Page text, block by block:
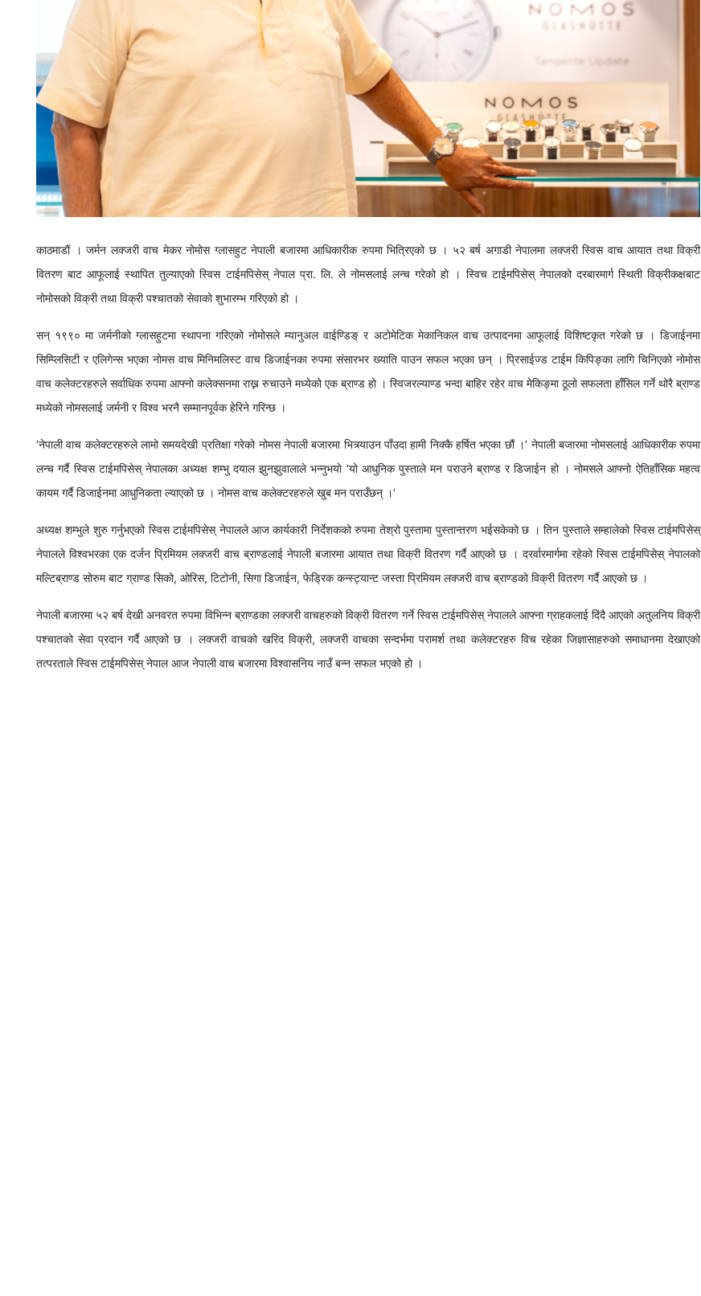
काठमाडाैं । जर्मन लक्जरी वाच मेकर नोमोस ग्लासहुट नेपाली बजारमा आधिकारीक रुपमा भित्रिएको छ । ५२ बर्ष अगाडी नेपालमा लक्जरी स्विस वाच आयात तथा विक्री
वितरण बाट आफूलाई स्थापित तुल्याएको स्विस टाईमपिसेस् नेपाल प्रा. लि. ले नोमसलाई लन्च गरेको हो । स्विच टाईमपिसेस् नेपालको दरबारमार्ग स्थिती विक्रीकक्षबाट
नोमोसको विक्री तथा विक्री पश्चातको सेवाको शुभारम्भ गरिएको हो ।
सन् १९९० मा जर्मनीको ग्लासहुटमा स्थापना गरिएको नोमोसले म्यानुअल वाईण्डिङ् र अटोमेटिक मेकानिकल वाच उत्पादनमा आफूलाई विशिष्टकृत गरेको छ । डिजाईनमा
सिम्प्लिसिटी र एलिगेन्स भएका नोमस वाच मिनिमलिस्ट वाच डिजाईनका रुपमा संसारभर ख्याति पाउन सफल भएका छन् । प्रिसाईज्ड टाईम किपिङ्का लागि चिनिएको नोमोस
वाच कलेक्टरहरुले सर्वाधिक रुपमा आफ्नो कलेक्सनमा राख्न रुचाउने मध्येको एक ब्राण्ड हो । स्विजरल्याण्ड भन्दा बाहिर रहेर वाच मेकिङ्मा ठूलो सफलता हाँसिल गर्ने थोरै ब्राण्ड
मध्येको नोमसलाई जर्मनी र विश्व भरनै सम्मानपूर्वक हेरिने गरिन्छ ।
’नेपाली वाच कलेक्टरहरुले लामो समयदेखी प्रतिक्षा गरेको नोमस नेपाली बजारमा भित्र्याउन पाँउदा हामी निक्कै हर्षित भएका छौं ।’ नेपाली बजारमा नोमसलाई आधिकारीक रुपमा
लन्च गर्दै स्विस टाईमपिसेस् नेपालका अध्यक्ष शम्भु दयाल झुनझुवालाले भन्नुभयाे ‘यो आधुनिक पुस्ताले मन पराउने ब्राण्ड र डिजाईन हो । नोमसले आफ्नो ऐतिहाँसिक महत्व
कायम गर्दै डिजाईनमा आधुनिकता ल्याएको छ । नोमस वाच कलेक्टरहरुले खुब मन पराउँछन् ।’
अध्यक्ष शम्भुले शुरु गर्नुभएको स्विस टाईमपिसेस् नेपालले आज कार्यकारी निर्देशकको रुपमा तेश्रो पुस्तामा पुस्तान्तरण भईसकेको छ । तिन पुस्ताले सम्हालेको स्विस टाईमपिसेस्
नेपालले विश्वभरका एक दर्जन प्रिमियम लक्जरी वाच ब्राण्डलाई नेपाली बजारमा आयात तथा विक्री वितरण गर्दै आएको छ । दरर्वारमार्गमा रहेको स्विस टाईमपिसेस् नेपालको
मल्टिब्राण्ड सोरुम बाट ग्राण्ड सिको, ओरिस, टिटोनी, सिगा डिजाईन, फेड्रिक कन्स्ट्यान्ट जस्ता प्रिमियम लक्जरी वाच ब्राण्डको विक्री वितरण गर्दै आएको छ ।
नेपाली बजारमा ५२ बर्ष देखी अनवरत रुपमा विभिन्न ब्राण्डका लक्जरी वाचहरुको विक्री वितरण गर्ने स्विस टाईमपिसेस् नेपालले आफ्ना ग्राहकलाई दिंदै आएको अतुलनिय विक्री
पश्चातको सेवा प्रदान गर्दै आएको छ । लक्जरी वाचको खरिद विक्री, लक्जरी वाचका सन्दर्भमा परामर्श तथा कलेक्टरहरु विच रहेका जिज्ञासाहरुको समाधानमा देखाएको
तत्परताले स्विस टाईमपिसेस् नेपाल आज नेपाली वाच बजारमा विश्वासनिय नाउँ बन्न सफल भएको हो ।